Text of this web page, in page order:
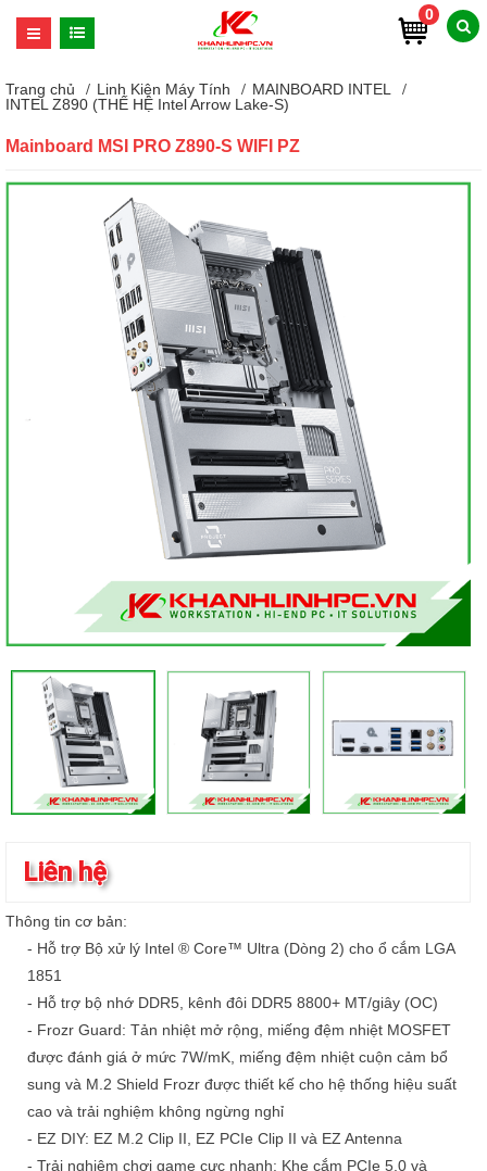
0
Trang chủ Linh Kiện Máy Tính
MAINBOARD INTEL
INTEL Z890 (THẾ HỆ Intel Arrow Lake-S)
Mainboard MSI PRO Z890-S WIFI PZ
Liên hệ
Thông tin cơ bản:
- Hỗ trợ Bộ xử lý Intel ® Core™ Ultra (Dòng 2) cho ổ cắm LGA
1851
- Hỗ trợ bộ nhớ DDR5, kênh đôi DDR5 8800+ MT/giây (OC)
- Frozr Guard: Tản nhiệt mở rộng, miếng đệm nhiệt MOSFET
được đánh giá ở mức 7W/mK, miếng đệm nhiệt cuộn cảm bổ
sung và M.2 Shield Frozr được thiết kế cho hệ thống hiệu suất
cao và trải nghiệm không ngừng nghỉ
- EZ DIY: EZ M.2 Clip II, EZ PCIe Clip II và EZ Antenna
- Trải nghiệm chơi game cực nhanh: Khe cắm PCIe 5.0 và